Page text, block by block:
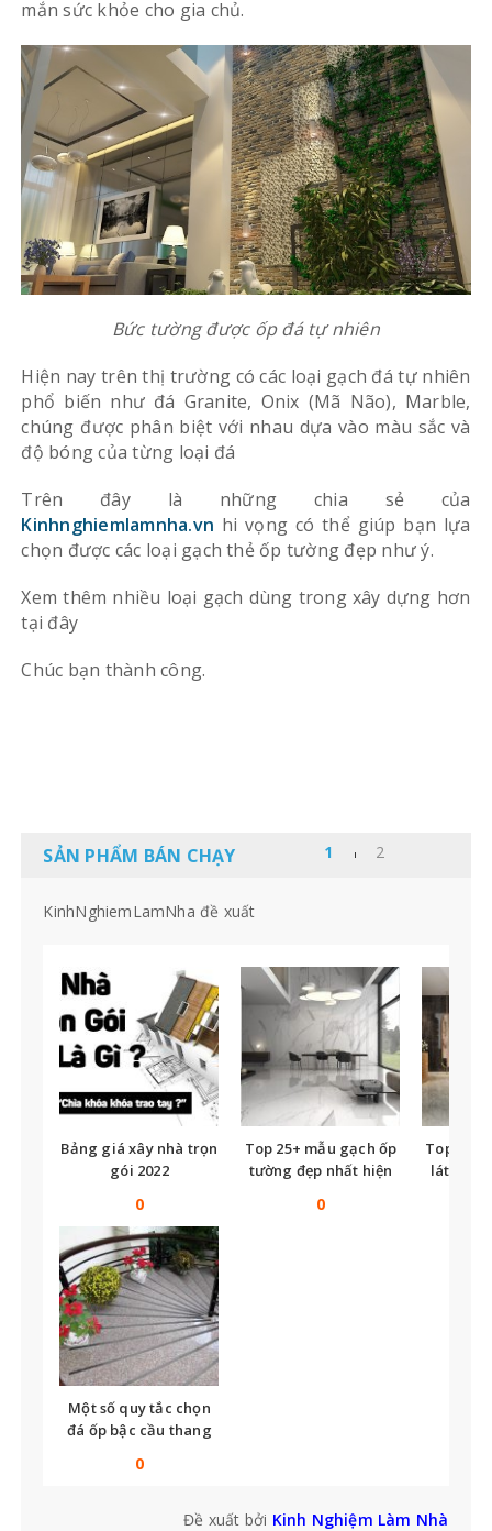
mắn sức khỏe cho gia chủ.
Bức tường được ốp đá tự nhiên
Hiện nay trên thị trường có các loại gạch đá tự nhiên
phổ biến như đá Granite, Onix (Mã Não), Marble,
chúng được phân biệt với nhau dựa vào màu sắc và
độ bóng của từng loại đá
Trên đây là những chia sẻ của
Kinhnghiemlamnha.vn hi vọng có thể giúp bạn lựa
chọn được các loại gạch thẻ ốp tường đẹp như ý.
Xem thêm nhiều loại gạch dùng trong xây dựng hơn
tại đây
Chúc bạn thành công.
SẢN PHẨM BÁN CHẠY
KinhNghiemLamNha đề xuất
Bảng giá xây nhà trọn
gói 2022
0
Top 25+ mẫu gạch ốp
tường đẹp nhất hiện
0
Top
lát nền
Một số quy tắc chọn
đá ốp bậc cầu thang
0
Đề xuất bởi Kinh Nghiệm Làm Nhà